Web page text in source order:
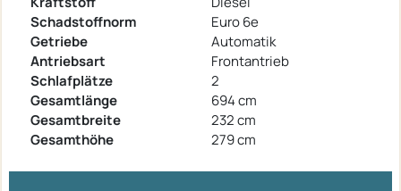
Schadstoffnorm
Euro 6e
Getriebe
Automatik
Antriebsart
Frontantrieb
Schlafplätze
2
Gesamtlänge
694 cm
Gesamtbreite
232 cm
Gesamthöhe
279 cm